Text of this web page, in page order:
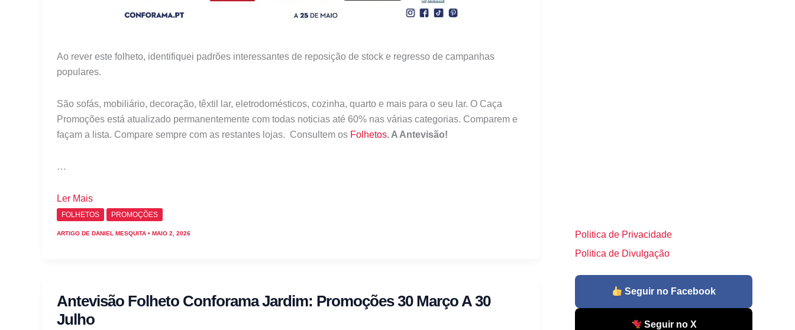
Ao rever este folheto, identifiquei padrões interessantes de reposição de stock e regresso de campanhas
populares.
São sofás, mobiliário, decoração, têxtil lar, eletrodomésticos, cozinha, quarto e mais para o seu lar. O Caça
Promoções está atualizado permanentemente com todas noticias até 60% nas várias categorias. Comparem e
façam a lista. Compare sempre com as restantes lojas. Consultem os Folhetos. A Antevisão!
…
Folheto
Conforama:
de
maio
Ler Mais
FOLHETOS PROMOÇÕES
ARTIGO DE DANIEL MESQUITA • MAIO 2, 2026
Antevisão Folheto Conforama Jardim: Promoções 30 Março A 30
Julho
Politica de Privacidade
Politica de Divulgação
Seguir no Facebook
Seguir no X